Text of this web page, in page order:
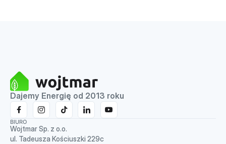
Dajemy Energię od 2013 roku
BIURO
Wojtmar Sp. z o.o.
ul. Tadeusza Kościuszki 229c